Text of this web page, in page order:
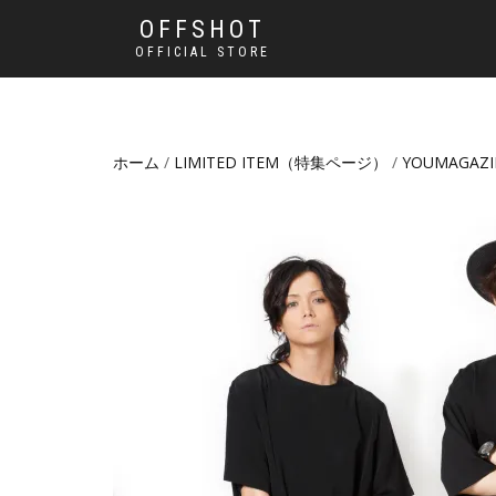
OFFSHOT
OFFICIAL STORE
ホーム / LIMITED ITEM（特集ページ） /